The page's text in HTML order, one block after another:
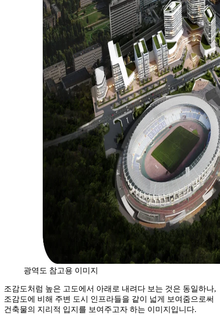
광역도 참고용 이미지
조감도처럼 높은 고도에서 아래로 내려다 보는 것은 동일하나,
조감도에 비해 주변 도시 인프라들을 같이 넓게 보여줌으로써
건축물의 지리적 입지를 보여주고자 하는 이미지입니다.